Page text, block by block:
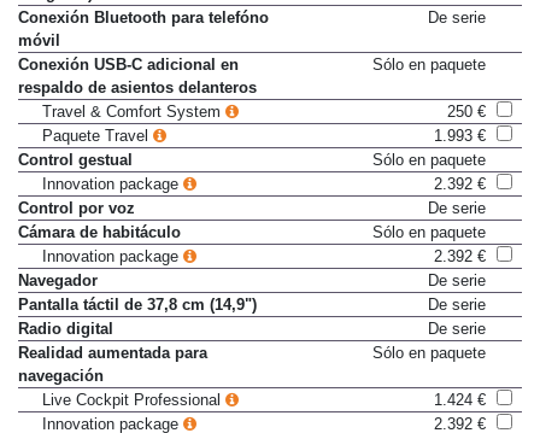
integrada) con acceso WiFi
Conexión Bluetooth para telefóno
móvil
Conexión USB-C adicional en
respaldo de asientos delanteros
Travel & Comfort System
250 €
Paquete Travel
1.993 €
Control gestual
Sólo en paquete
Innovation package
2.392 €
Control por voz
De serie
Cámara de habitáculo
Sólo en paquete
Innovation package
2.392 €
Navegador
De serie
Pantalla táctil de 37,8 cm (14,9")
De serie
Radio digital
De serie
Realidad aumentada para
navegación
Live Cockpit Professional
1.424 €